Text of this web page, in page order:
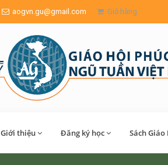
aogvn.gu@gmail.com Giỏ hàng
Giới thiệu Đăng ký học Sách Giáo